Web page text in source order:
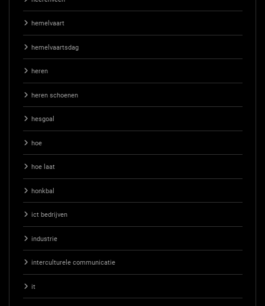
hemelvaart
hemelvaartsdag
heren
heren schoenen
hesgoal
hoe
hoe laat
honkbal
ict bedrijven
industrie
interculturele communicatie
it